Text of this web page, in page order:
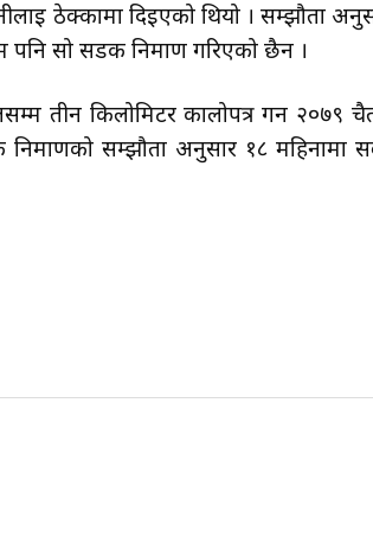
ठेक्कामा दिइएको थियो । सम्झौता
पनि सो सडक निर्माण गरिएको छैन ।
तीन किलोमिटर कालोपत्र गर्न २०७९
सम्झौता अनुसार १८ महिनामा